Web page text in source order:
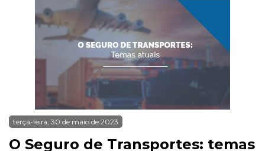
terça-feira, 30 de maio de 2023
O Seguro de Transportes: temas